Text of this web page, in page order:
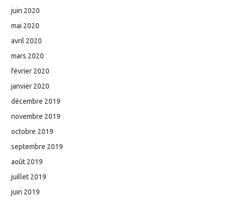
juin 2020
mai 2020
avril 2020
mars 2020
février 2020
janvier 2020
décembre 2019
novembre 2019
octobre 2019
septembre 2019
août 2019
juillet 2019
juin 2019